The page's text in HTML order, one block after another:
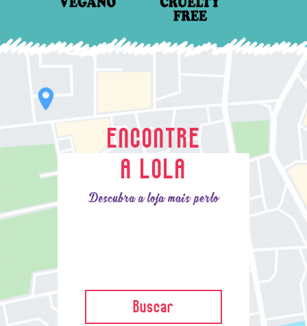
ENCONTRE
A LOLA
Descubra a loja mais perto
Buscar